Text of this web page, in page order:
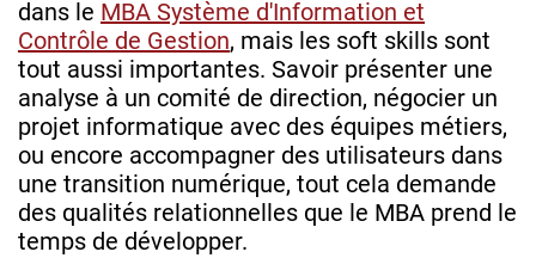
dans le MBA Système d'Information et
Contrôle de Gestion, mais les soft skills sont
tout aussi importantes. Savoir présenter une
analyse à un comité de direction, négocier un
projet informatique avec des équipes métiers,
ou encore accompagner des utilisateurs dans
une transition numérique, tout cela demande
des qualités relationnelles que le MBA prend le
temps de développer.